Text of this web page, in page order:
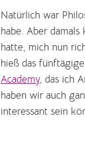
Natürlich war
habe. Aber
hatte, mich nun
hieß das
Academy, das ich
haben wir auch
interessant sein